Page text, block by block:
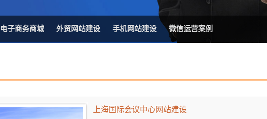
电子商务商城 外贸网站建设 手机网站建设 微信运营案例
上海国际会议中心网站建设